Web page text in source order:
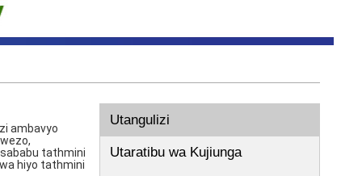
ambavyo
tathmini
hiyo tathmini
Utangulizi
Utaratibu wa Kujiunga